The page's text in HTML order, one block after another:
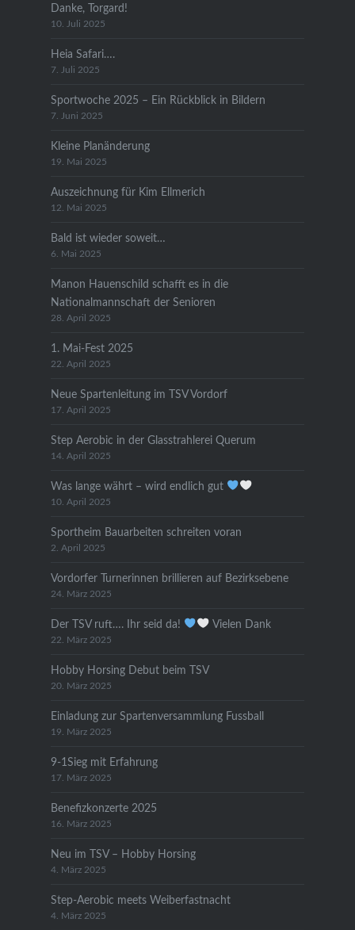
Danke, Torgard!
10. Juli 2025
Heia Safari….
7. Juli 2025
Sportwoche 2025 – Ein Rückblick in Bildern
7. Juni 2025
Kleine Planänderung
19. Mai 2025
Auszeichnung für Kim Ellmerich
12. Mai 2025
Bald ist wieder soweit…
6. Mai 2025
Manon Hauenschild schafft es in die
Nationalmannschaft der Senioren
28. April 2025
1. Mai-Fest 2025
22. April 2025
Neue Spartenleitung im TSV Vordorf
17. April 2025
Step Aerobic in der Glasstrahlerei Querum
14. April 2025
Was lange währt – wird endlich gut
10. April 2025
Sportheim Bauarbeiten schreiten voran
2. April 2025
Vordorfer Turnerinnen brillieren auf Bezirksebene
24. März 2025
Der TSV ruft…. Ihr seid da! Vielen Dank
22. März 2025
Hobby Horsing Debut beim TSV
20. März 2025
Einladung zur Spartenversammlung Fussball
19. März 2025
9-1Sieg mit Erfahrung
17. März 2025
Benefizkonzerte 2025
16. März 2025
Neu im TSV – Hobby Horsing
4. März 2025
Step-Aerobic meets Weiberfastnacht
4. März 2025